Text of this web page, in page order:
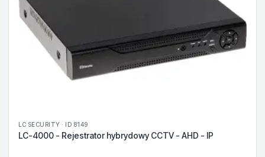
LC SECURITY · ID 8149
LC-4000 - Rejestrator hybrydowy CCTV - AHD - IP